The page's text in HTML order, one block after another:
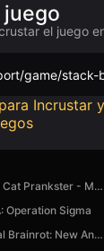
el juego
game/stack-
Incrustar y
Bad Cat Prankster - Mom's Return
Operation Sigma
Steal Brainrot: New Animals